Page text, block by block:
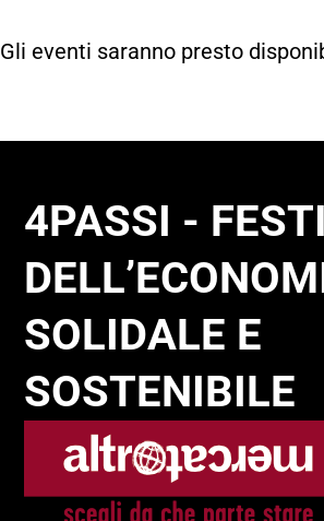
Gli eventi saranno presto
4PASSI -
SOLIDALE E
SOSTENIBILE